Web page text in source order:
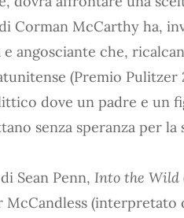
Corman McCarthy ha,
angosciante che,
(Premio Pulitzer
dove un padre e un
senza speranza per
Sean Penn, Into the Wild
(interpretato